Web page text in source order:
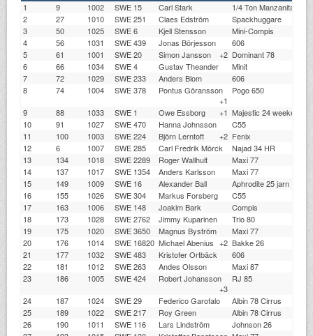
1 9 1002 SWE 15 Carl Stark
1/4 Ton Manzanita
2
27 1010 SWE 251 Claes Edström
Spackhuggare
3
50 1025 SWE 6 Kjell Stensson
Mini-Compis
4
56 1031 SWE 439 Jonas Börjesson
606
5
61 1001 SWE 20 Simon Jansson +2 Dominant 78
6
66 1034 SWE 4 Gustav Theander
Minit
7
72 1029 SWE 233 Anders Blom
606
8
74 1004 SWE 378
Pontus Göransson
+1
Pogo 650
9
88 1033 SWE 1 Owe Essborg +1 Majestic 24 weekender
10
91 1027 SWE 470 Hanna Johnsson
C55
11
100 1003 SWE 224 Björn Lerntoft +2 Fenix
12
6 1007 SWE 285 Carl Fredrik Mörck
Najad 34 HR
13
134 1018 SWE 2289 Roger Wallhult
Maxi 77
14
137 1017 SWE 1354 Anders Karlsson
Maxi 77
15
149 1009 SWE 16 Alexander Ball
Aphrodite 25 jarn
16
155 1026 SWE 304 Markus Forsberg
C55
17
163 1006 SWE 148 Joakim Bark
Compis
18
173 1028 SWE 2762 Jimmy Kuparinen
Trio 80
19
175 1020 SWE 3650 Magnus Byström
Maxi 77
20
176 1014 SWE 16820 Michael Abenius +2 Bakke 26
21
177 1032 SWE 483 Kristofer Ortbäck
606
22
181 1012 SWE 263 Andes Olsson
Maxi 87
23
186 1005 SWE 424
Robert Johansson
+3
RJ 85
24
187 1024 SWE 29 Federico Garofalo
Albin 78 Cirrus
25
189 1022 SWE 217 Roy Green
Albin 78 Cirrus
26
190 1011 SWE 116 Lars Lindström
Johnson 26